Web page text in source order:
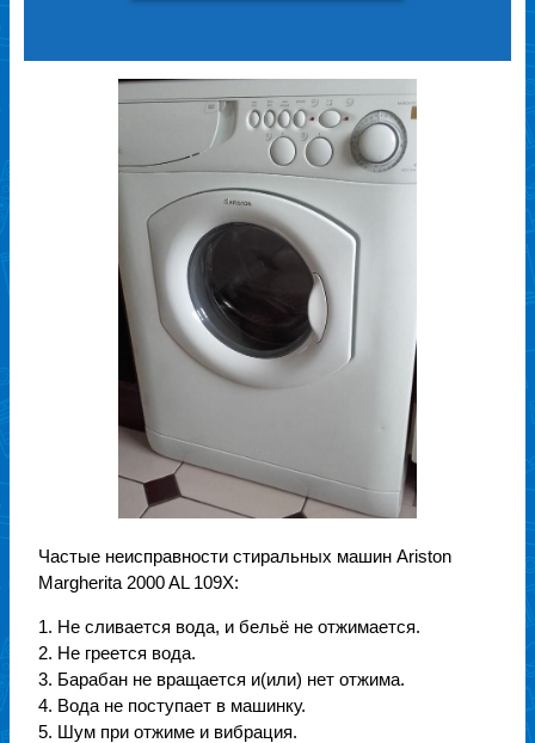
Частые неисправности стиральных машин Ariston
Margherita 2000 AL 109X:
1. Не сливается вода, и бельё не отжимается.
2. Не греется вода.
3. Барабан не вращается и(или) нет отжима.
4. Вода не поступает в машинку.
5. Шум при отжиме и вибрация.